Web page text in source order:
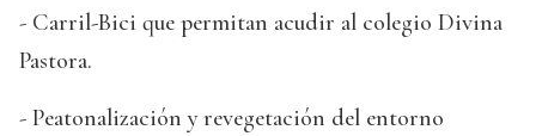
- Carril-Bici que permitan acudir al colegio Divina
Pastora.
- Peatonalización y revegetación del entorno